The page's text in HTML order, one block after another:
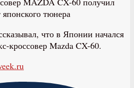
что в Японии начался
кроссовер Mazda CX-60.